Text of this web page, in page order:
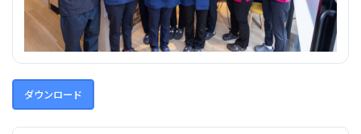
ダウンロード